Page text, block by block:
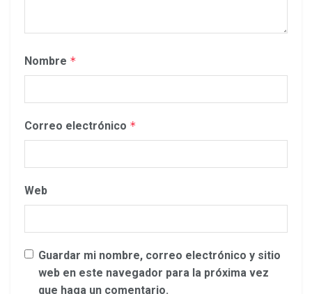
Nombre *
Correo electrónico *
Web
Guardar mi nombre, correo electrónico y sitio
web en este navegador para la próxima vez
que haga un comentario.